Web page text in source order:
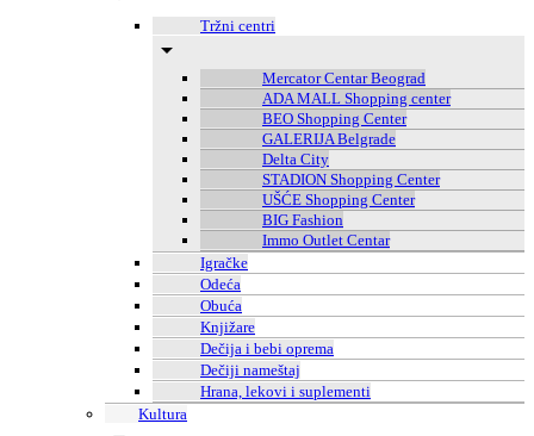
Tržni centri
Mercator Centar Beograd
ADA MALL Shopping center
BEO Shopping Center
GALERIJA Belgrade
Delta City
STADION Shopping Center
UŠĆE Shopping Center
BIG Fashion
Immo Outlet Centar
Igračke
Odeća
Obuća
Knjižare
Dečija i bebi oprema
Dečiji nameštaj
Hrana, lekovi i suplementi
Kultura